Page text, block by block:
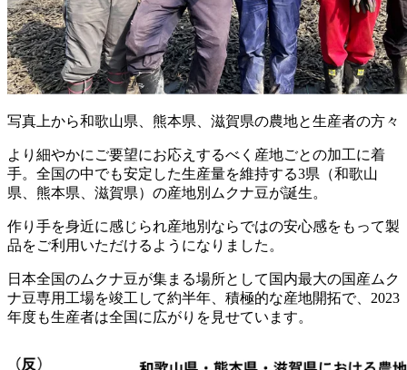
写真上から和歌山県、熊本県、滋賀県の農地と生産者の方々
より細やかにご要望にお応えするべく産地ごとの加工に着
手。全国の中でも安定した生産量を維持する3県（和歌山
県、熊本県、滋賀県）の産地別ムクナ豆が誕生。
作り手を身近に感じられ産地別ならではの安心感をもって製
品をご利用いただけるようになりました。
日本全国のムクナ豆が集まる場所として国内最大の国産ムク
ナ豆専用工場を竣工して約半年、積極的な産地開拓で、2023
年度も生産者は全国に広がりを見せています。